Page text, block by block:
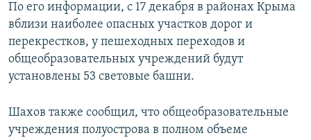
По его информации, с 17 декабря в районах Крыма
вблизи наиболее опасных участков дорог и
перекрестков, у пешеходных переходов и
общеобразовательных учреждений будут
установлены 53 световые башни.
Шахов также сообщил, что общеобразовательные
учреждения полуострова в полном объеме